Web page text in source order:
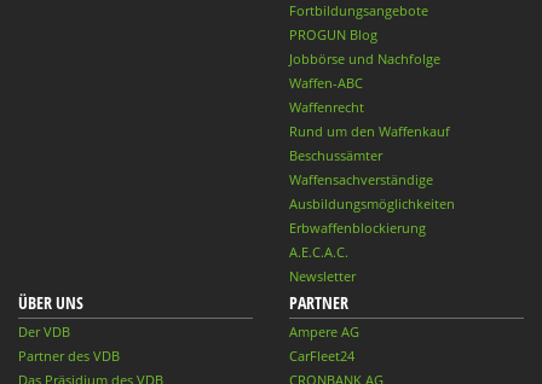
Fortbildungsangebote
PROGUN Blog
Jobbörse und Nachfolge
Waffen-ABC
Waffenrecht
Rund um den Waffenkauf
Beschussämter
Waffensachverständige
Ausbildungsmöglichkeiten
Erbwaffenblockierung
A.E.C.A.C.
Newsletter
ÜBER UNS
Der VDB
Partner des VDB
Das Präsidium des VDB
PARTNER
Ampere AG
CarFleet24
CRONBANK AG